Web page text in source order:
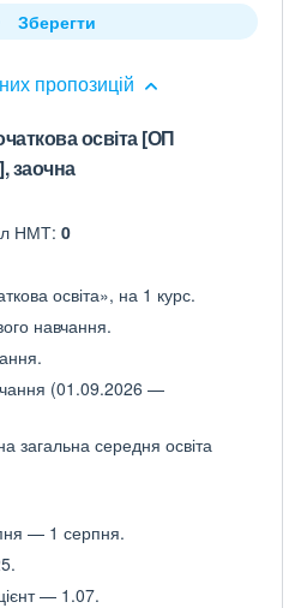
пропозицій
Зберегти
освіта [ОП
заочна
НМТ: 0
освіта», на 1 курс.
навчання.
(01.09.2026 —
загальна середня освіта
— 1 серпня.
— 1.07.